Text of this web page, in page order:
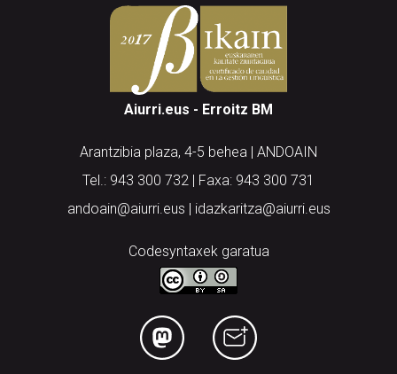
Aiurri.eus - Erroitz BM
Arantzibia plaza, 4-5 behea | ANDOAIN
Tel.: 943 300 732 | Faxa: 943 300 731
andoain@aiurri.eus | idazkaritza@aiurri.eus
Codesyntaxek garatua